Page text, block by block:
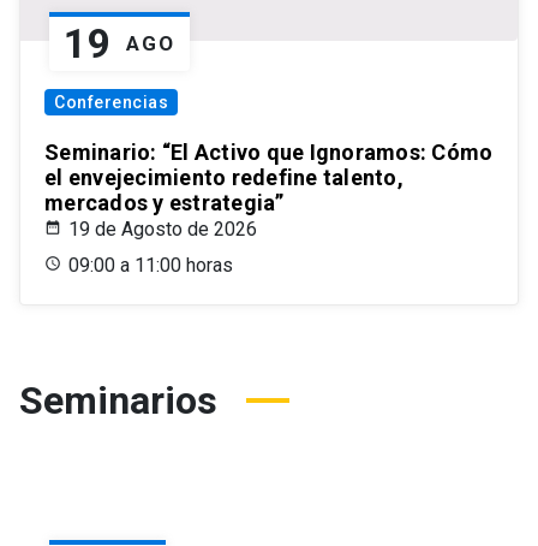
19 AGO
Conferencias
Seminario: “El Activo que Ignoramos: Cómo
el envejecimiento redefine talento,
mercados y estrategia”
19 de Agosto de 2026
09:00 a 11:00 horas
Seminarios